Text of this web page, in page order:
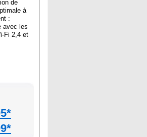
de
à
:
avec les
Fi 2,4 et